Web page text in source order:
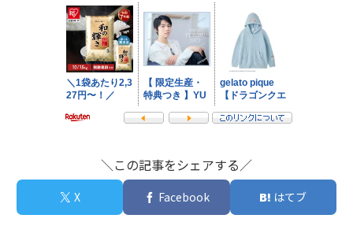
＼この記事をシェアする／
X Facebook はてブ